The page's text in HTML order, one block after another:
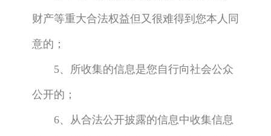
财产等重大合法权益但又很难得到您本人同
意的；
5、所收集的信息是您自行向社会公众
公开的；
6、从合法公开披露的信息中收集信息